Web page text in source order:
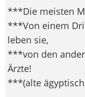
***Die meisten
***Von einem
leben sie,
***von den
Ärzte!
***(alte